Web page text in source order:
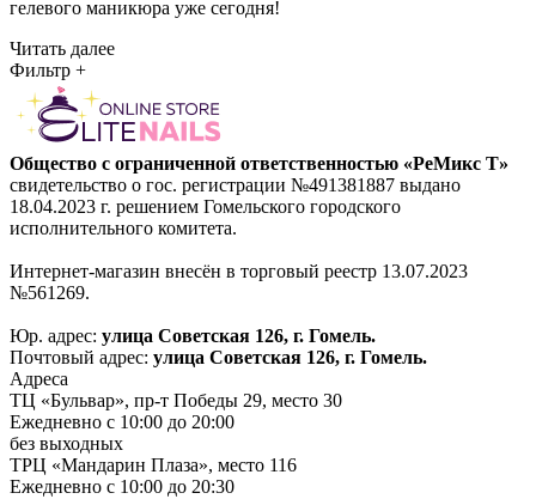
гелевого маникюра уже сегодня!
Читать далее
Фильтр +
Общество с ограниченной ответственностью «РеМикс Т»
свидетельство о гос. регистрации №491381887 выдано
18.04.2023 г. решением Гомельского городского
исполнительного комитета.
Интернет-магазин внесён в торговый реестр 13.07.2023
№561269.
Юр. адрес: улица Советская 126, г. Гомель.
Почтовый адрес: улица Советская 126, г. Гомель.
Адреса
ТЦ «Бульвар», пр-т Победы 29, место 30
Ежедневно с 10:00 до 20:00
без выходных
ТРЦ «Мандарин Плаза», место 116
Ежедневно с 10:00 до 20:30